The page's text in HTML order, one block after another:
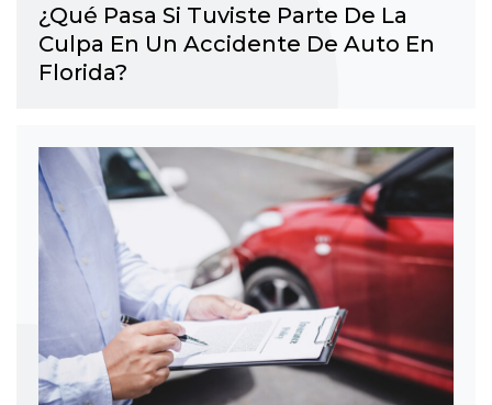
¿Qué Pasa Si Tuviste Parte De La
Culpa En Un Accidente De Auto En
Florida?